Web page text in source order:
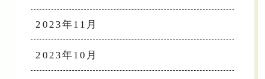
2023年11月
2023年10月